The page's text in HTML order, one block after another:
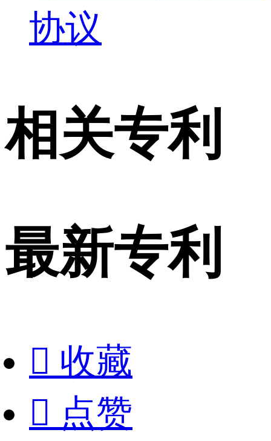
协议
相关专利
最新专利
 收藏
 点赞